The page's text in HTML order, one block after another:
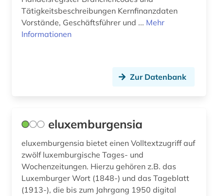
Tätigkeitsbeschreibungen Kernfinanzdaten
Vorstände, Geschäftsführer und ... Mehr
Informationen
Zur Datenbank
eluxemburgensia
eluxemburgensia bietet einen Volltextzugriff auf
zwölf luxemburgische Tages- und
Wochenzeitungen. Hierzu gehören z.B. das
Luxemburger Wort (1848-) und das Tageblatt
(1913-), die bis zum Jahrgang 1950 digital